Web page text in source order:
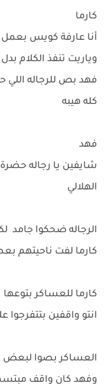
كارما
أنا عارفة كويس بعمل
وياريت تنفذ الكلام
فهد بص للرجاله
كله هيبه
فهد
شايفين يا رجاله
الهلالي
الرجاله ضحكوا
كارما لفت ناحيتهم
كارما للعساكر بتوعها
انتو واقفين بتتفرجوا
العساكر بصوا لبعض
وفهد كان واقف